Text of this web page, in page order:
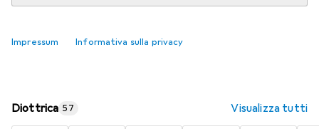
Impressum Informativa sulla privacy
Diottrica 57 Visualizza tutti